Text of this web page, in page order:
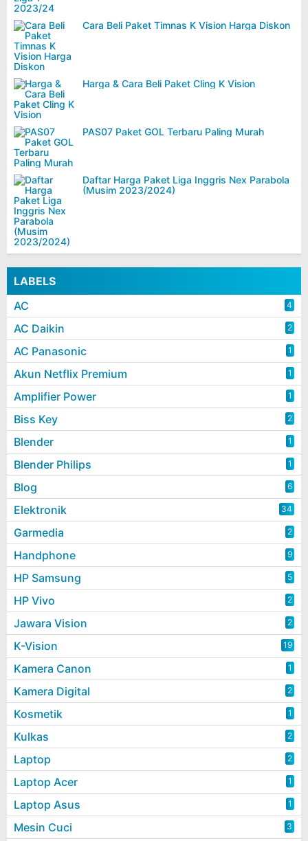
Cara Beli Paket Timnas K Vision Harga Diskon
Harga & Cara Beli Paket Cling K Vision
PAS07 Paket GOL Terbaru Paling Murah
Daftar Harga Paket Liga Inggris Nex Parabola
(Musim 2023/2024)
LABELS
AC
4
AC Daikin 2
AC Panasonic 1
Akun Netflix Premium 1
Amplifier Power 1
Biss Key 2
Blender 1
Blender Philips 1
Blog 6
Elektronik 34
Garmedia 2
Handphone 9
HP Samsung 5
HP Vivo 2
Jawara Vision 2
K-Vision 19
Kamera Canon 1
Kamera Digital 2
Kosmetik 1
Kulkas 2
Laptop 2
Laptop Acer 1
Laptop Asus 1
Mesin Cuci 3